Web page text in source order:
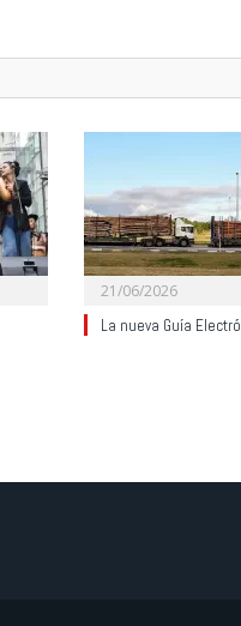
21/06/2026
La nueva Guía